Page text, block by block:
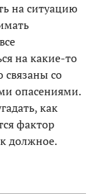
на ситуацию
на какие-то
со
опасениями.
как
фактор
должное.